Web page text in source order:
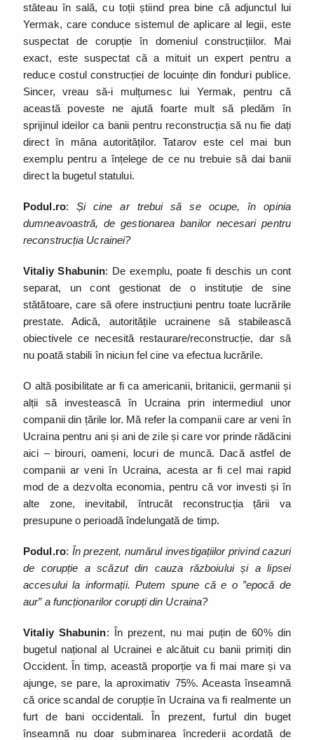
stăteau în sală, cu toții știind prea bine că adjunctul lui
Yermak, care conduce sistemul de aplicare al legii, este
suspectat de corupție în domeniul construcțiilor. Mai
exact, este suspectat că a mituit un expert pentru a
reduce costul construcției de locuințe din fonduri publice.
Sincer, vreau să-i mulțumesc lui Yermak, pentru că
această poveste ne ajută foarte mult să pledăm în
sprijinul ideilor ca banii pentru reconstrucția să nu fie dați
direct în mâna autorităților. Tatarov este cel mai bun
exemplu pentru a înțelege de ce nu trebuie să dai banii
direct la bugetul statului.
Podul.ro: Și cine ar trebui să se ocupe, în opinia
dumneavoastră, de gestionarea banilor necesari pentru
reconstrucția Ucrainei?
Vitaliy Shabunin: De exemplu, poate fi deschis un cont
separat, un cont gestionat de o instituție de sine
stătătoare, care să ofere instrucțiuni pentru toate lucrările
prestate. Adică, autoritățile ucrainene să stabilească
obiectivele ce necesită restaurare/reconstrucție, dar să
nu poată stabili în niciun fel cine va efectua lucrările.
O altă posibilitate ar fi ca americanii, britanicii, germanii și
alții să investească în Ucraina prin intermediul unor
companii din țările lor. Mă refer la companii care ar veni în
Ucraina pentru ani și ani de zile și care vor prinde rădăcini
aici – birouri, oameni, locuri de muncă. Dacă astfel de
companii ar veni în Ucraina, acesta ar fi cel mai rapid
mod de a dezvolta economia, pentru că vor investi și în
alte zone, inevitabil, întrucât reconstrucția țării va
presupune o perioadă îndelungată de timp.
Podul.ro: În prezent, numărul investigațiilor privind cazuri
de corupție a scăzut din cauza războiului și a lipsei
accesului la informații. Putem spune că e o ”epocă de
aur” a funcționarilor corupți din Ucraina?
Vitaliy Shabunin: În prezent, nu mai puțin de 60% din
bugetul național al Ucrainei e alcătuit cu banii primiți din
Occident. În timp, această proporție va fi mai mare și va
ajunge, se pare, la aproximativ 75%. Aceasta înseamnă
că orice scandal de corupție în Ucraina va fi realmente un
furt de bani occidentali. În prezent, furtul din buget
înseamnă nu doar subminarea încrederii acordată de